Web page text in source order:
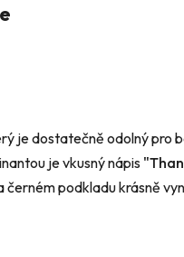
je dostatečně odolný pro
je vkusný nápis
podkladu krásně